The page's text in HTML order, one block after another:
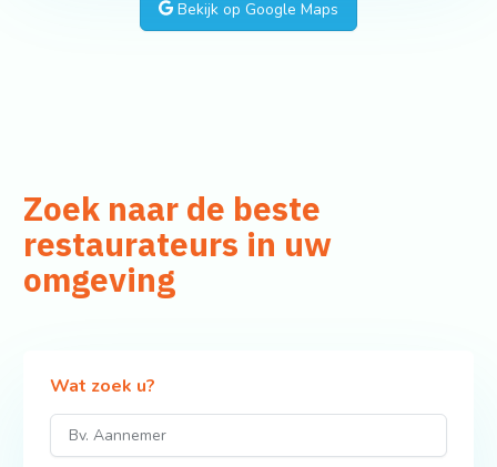
Bekijk op Google Maps
Zoek naar de beste
restaurateurs in uw
omgeving
Wat zoek u?